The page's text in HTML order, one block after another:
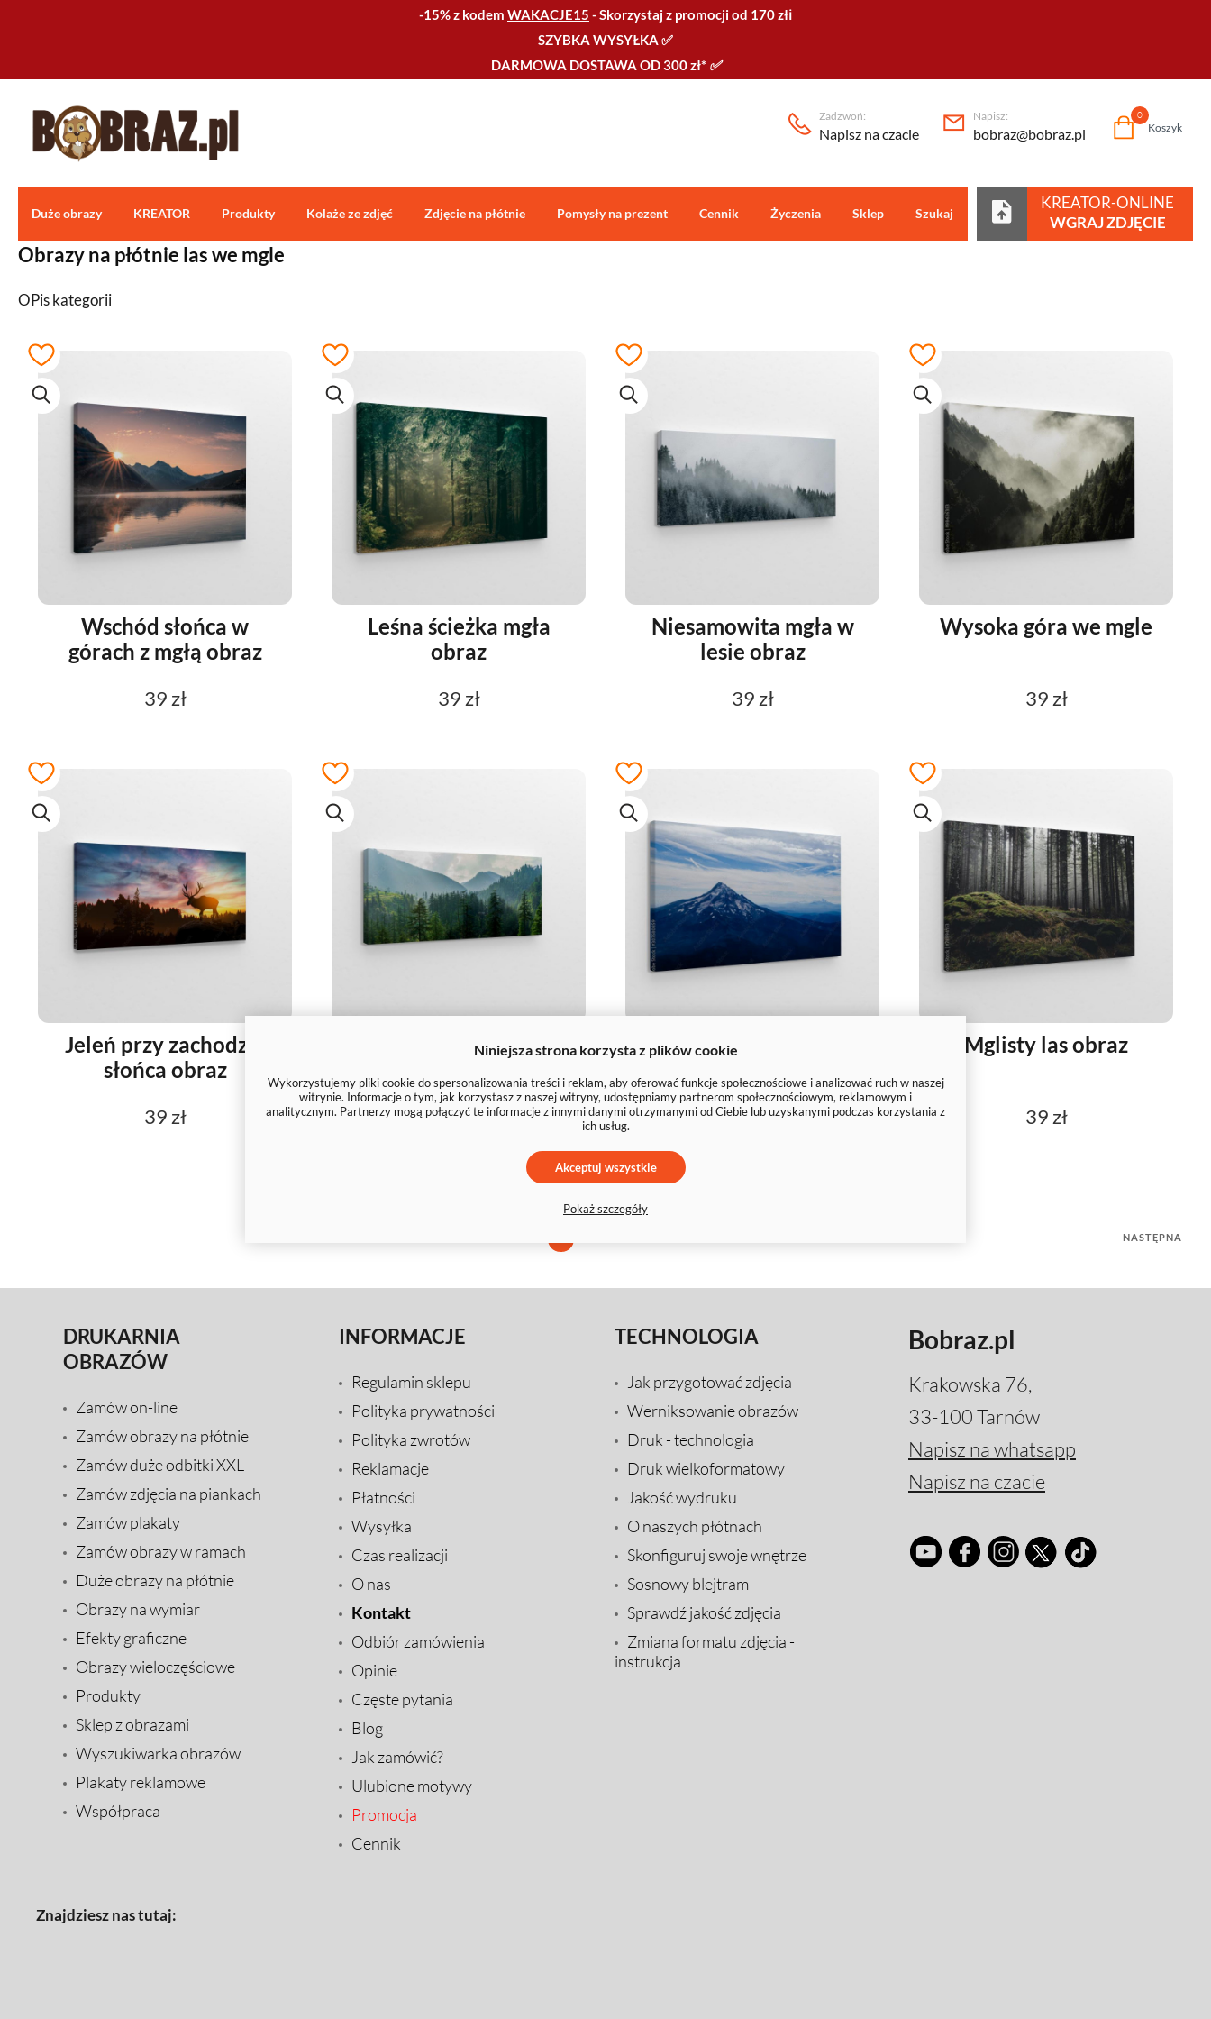
-15% z kodem WAKACJE15 -Skorzystaj z promocji od 170 złℹ️
SZYBKA WYSYŁKA ✅
DARMOWA DOSTAWA OD 300 zł* ✅
Zadzwoń:
Napisz na czacie
Napisz:
bobraz@bobraz.pl Koszyk
0
Duże obrazy KREATOR Produkty Kolaże ze zdjęć Zdjęcie na płótnie Pomysły na prezent Cennik Życzenia Sklep Szukaj Centrum pomocy
KREATOR-ONLINE
WGRAJ ZDJĘCIE
Obrazy na płótnie las we mgle
OPis kategorii
Wschód słońca w
górach z mgłą obraz
39 zł
Leśna ścieżka mgła
obraz
39 zł
Niesamowita mgła w
lesie obraz
39 zł
Wysoka góra we mgle
39 zł
Jeleń przy zachodzie
słońca obraz
39 zł
Górska dolina obraz
39 zł
Zmrożone pasmo
39 zł
Mglisty las obraz
39 zł
NASTĘPNA
DRUKARNIA
OBRAZÓW
Zamów on-line
Zamów obrazy na płótnie
Zamów duże odbitki XXL
Zamów zdjęcia na piankach
Zamów plakaty
Zamów obrazy w ramach
Duże obrazy na płótnie
Obrazy na wymiar
Efekty graficzne
Obrazy wieloczęściowe
Produkty
Sklep z obrazami
Wyszukiwarka obrazów
Plakaty reklamowe
Współpraca
INFORMACJE
Regulamin sklepu
Polityka prywatności
Polityka zwrotów
Reklamacje
Płatności
Wysyłka
Czas realizacji
O nas
Kontakt
Odbiór zamówienia
Opinie
Częste pytania
Blog
Jak zamówić?
Ulubione motywy
Promocja
Cennik
TECHNOLOGIA
Jak przygotować zdjęcia
Werniksowanie obrazów
Druk - technologia
Druk wielkoformatowy
Jakość wydruku
O naszych płótnach
Skonfiguruj swoje wnętrze
Sosnowy blejtram
Sprawdź jakość zdjęcia
Zmiana formatu zdjęcia -
instrukcja
Bobraz.pl
Krakowska 76,
33-100 Tarnów
Napisz na whatsapp
Napisz na czacie
Znajdziesz nas tutaj:
Niniejsza strona korzysta z plików cookie
Wykorzystujemy pliki cookie do spersonalizowania treści i reklam, aby oferować funkcje społecznościowe i analizować ruch w naszej
witrynie. Informacje o tym, jak korzystasz z naszej witryny, udostępniamy partnerom społecznościowym, reklamowym i
analitycznym. Partnerzy mogą połączyć te informacje z innymi danymi otrzymanymi od Ciebie lub uzyskanymi podczas korzystania z
ich usług.
Akceptuj wszystkie
Pokaż szczegóły